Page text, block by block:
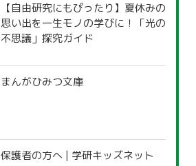
【自由研究にもぴったり】夏休みの
思い出を一生モノの学びに！「光の
不思議」探究ガイド
まんがひみつ文庫
保護者の方へ | 学研キッズネット